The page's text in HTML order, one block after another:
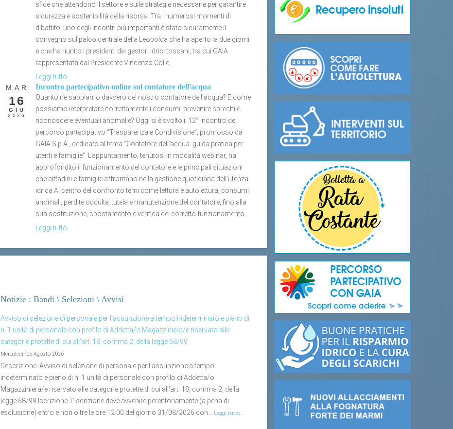
sfide che attendono il settore e sulle strategie necessarie per garantire
sicurezza e sostenibilità della risorsa. Tra i numerosi momenti di
dibattito, uno degli incontri più importanti è stato sicuramente il
convegno sul palco centrale della Leopolda che ha aperto la due giorni
e che ha riunito i presidenti dei gestori idrici toscani, tra cui GAIA
rappresentata dal Presidente Vincenzo Colle,
Leggi tutto
MAR
16
GIU
2026
Incontro partecipativo online sul contatore dell'acqua
Quanto ne sappiamo davvero del nostro contatore dell’acqua? E come
possiamo interpretare correttamente i consumi, prevenire sprechi e
riconoscere eventuali anomalie? Oggi si è svolto il 12° incontro del
percorso partecipativo “Trasparenza e Condivisione”, promosso da
GAIA S.p.A., dedicato al tema “Contatore dell'acqua: guida pratica per
utenti e famiglie”. L’appuntamento, tenutosi in modalità webinar, ha
approfondito il funzionamento del contatore e le principali situazioni
che cittadini e famiglie affrontano nella gestione quotidiana dell’utenza
idrica.Al centro del confronto temi come lettura e autolettura, consumi
anomali, perdite occulte, tutela e manutenzione del contatore, fino alla
sua sostituzione, spostamento e verifica del corretto funzionamento.
Leggi tutto
Notizie : Bandi \ Selezioni \ Avvisi
Avviso di selezione di personale per l'assunzione a tempo indeterminato e pieno di
n. 1 unità di personale con profilo di Addetta/o Magazziniera/e riservato alle
categorie protette di cui all'art. 18, comma 2, della legge 68/99
Mercoledì, 05 Agosto 2026
Descrizione :Avviso di selezione di personale per l'assunzione a tempo
indeterminato e pieno di n. 1 unità di personale con profilo di Addetta/o
Magazziniera/e riservato alle categorie protette di cui all'art. 18, comma 2, della
legge 68/99.Iscrizione :L’iscrizione deve avvenire perentoriamente (a pena di
esclusione) entro e non oltre le ore 12:00 del giorno 31/08/2026 con...
Leggi tutto...